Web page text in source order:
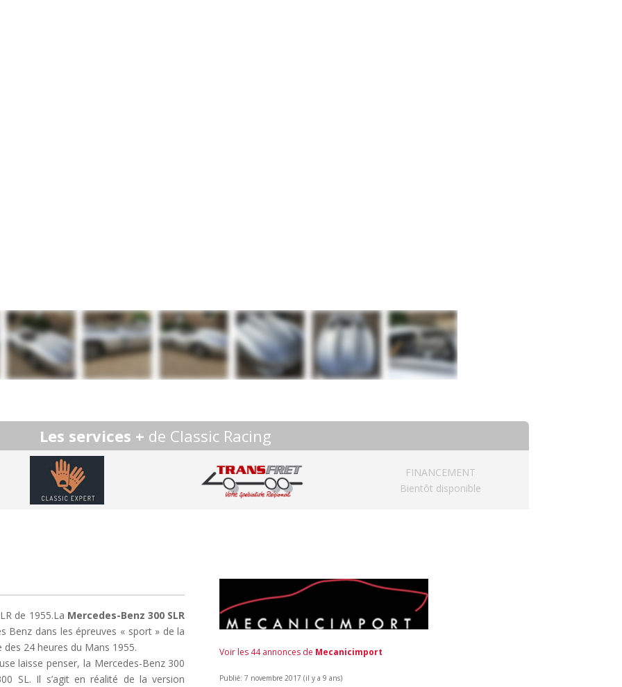
Les services + de Classic Racing
FINANCEMENT
Bientôt disponible
de 1955.La Mercedes-Benz 300 SLR
Benz dans les épreuves « sport » de la
24 heures du Mans 1955.
laisse penser, la Mercedes-Benz 300
SL. Il s’agit en réalité de la version
Voir les 44 annonces de Mecanicimport
Publié: 7 novembre 2017 (il y a 9 ans)